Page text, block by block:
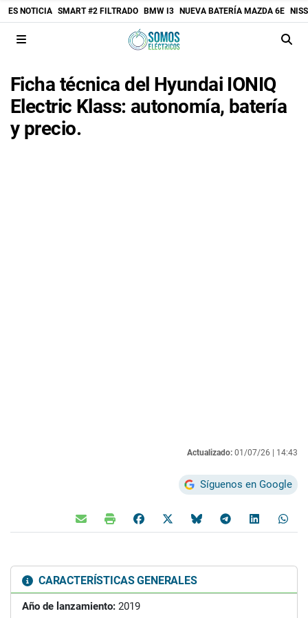
ES NOTICIA SMART #2 FILTRADO BMW I3 NUEVA BATERÍA MAZDA 6E
Ficha técnica del Hyundai IONIQ
Electric Klass: autonomía, batería
y precio.
Actualizado: 01/07/26 | 14:43
Síguenos en Google
CARACTERÍSTICAS GENERALES
Año de lanzamiento: 2019